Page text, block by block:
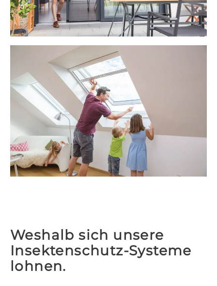
Weshalb sich unsere
Insektenschutz-Systeme
lohnen.